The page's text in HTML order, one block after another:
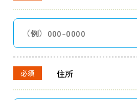
必須 住所